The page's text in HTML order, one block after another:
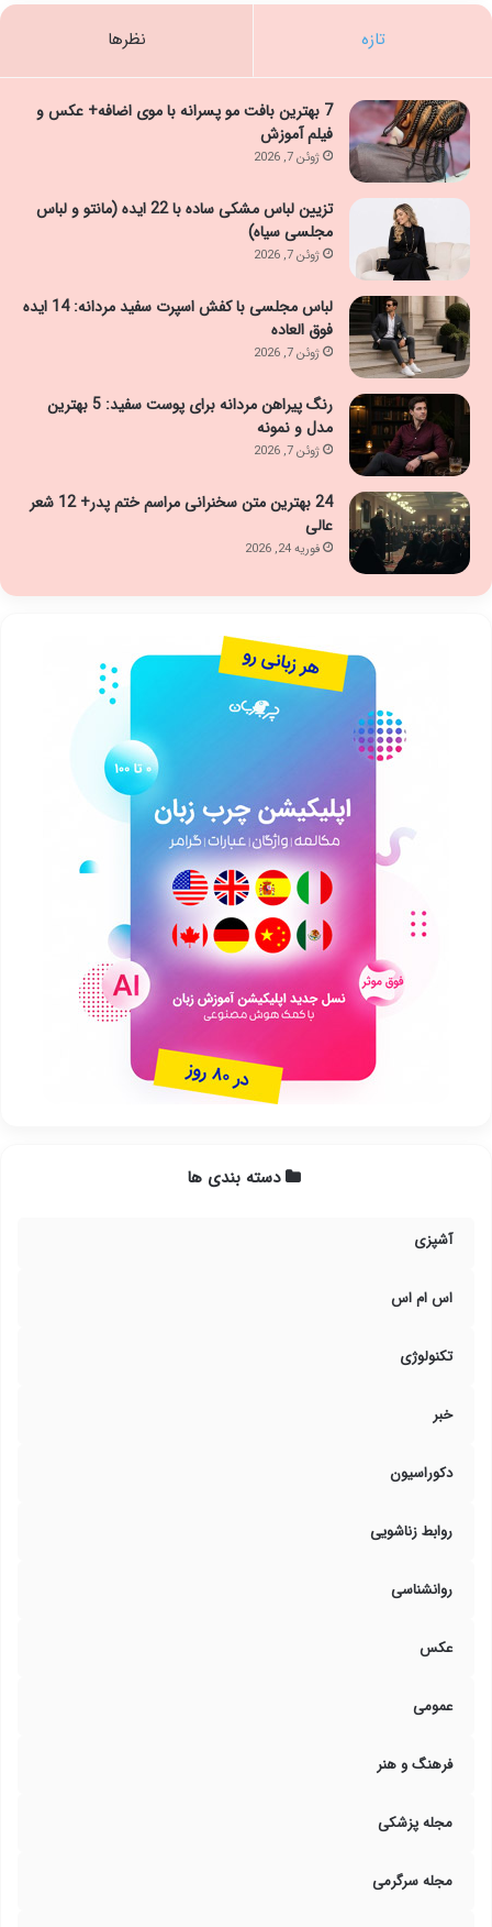
تازه نظرها
7 بهترین بافت مو پسرانه با موی اضافه+ عکس و
فیلم آموزش
ژوئن 7, 2026
تزیین لباس مشکی ساده با 22 ایده (مانتو و لباس
مجلسی سیاه)
ژوئن 7, 2026
لباس مجلسی با کفش اسپرت سفید مردانه: 14 ایده
فوق العاده
ژوئن 7, 2026
رنگ پیراهن مردانه برای پوست سفید: 5 بهترین
مدل و نمونه
ژوئن 7, 2026
24 بهترین متن سخنرانی مراسم ختم پدر+ 12 شعر
عالی
فوریه 24, 2026
دسته بندی ها
آشپزی
اس ام اس
تکنولوژی
خبر
دکوراسیون
روابط زناشویی
روانشناسی
عکس
عمومی
فرهنگ و هنر
مجله پزشکی
مجله سرگرمی